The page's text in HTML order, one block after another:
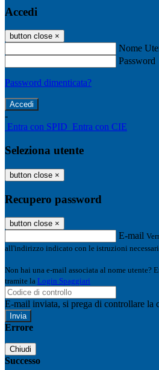
Accedi
button close ×
Nome
Password
Password dimenticata?
-
Entra con SPID Entra con CIE
Seleziona utente
button close ×
Recupero password
button close ×
E-mail
all'indirizzo indicato con le istruzioni
Non hai una e-mail associata al nome utente?
tramite la Login Spaggiari
E-mail inviata, si prega di controllare la
Errore
Chiudi
Successo